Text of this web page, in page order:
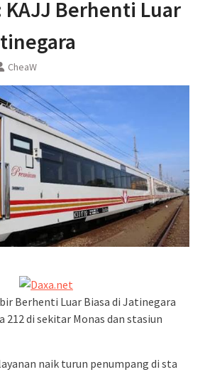
Perka Kampung Bandan –
Anjlog
KAJJ Berhenti Luar
CheaW
Berhenti Luar Biasa di Jatinegara
212 di sekitar Monas dan stasiun
naik turun penumpang di sta